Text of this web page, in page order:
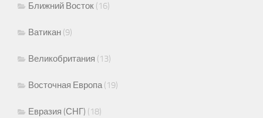
Ближний Восток (16)
Ватикан (9)
Великобритания (13)
Восточная Европа(19)
Евразия (СНГ) (18)